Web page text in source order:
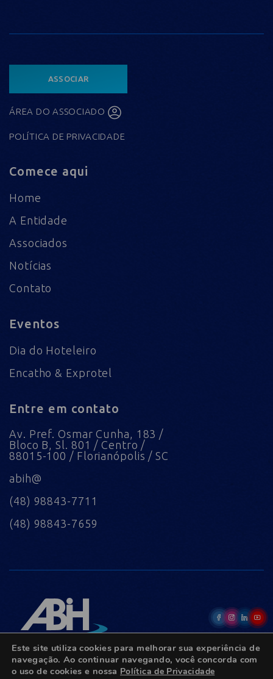
ASSOCIAR
ÁREA DO ASSOCIADO
POLÍTICA DE PRIVACIDADE
Comece aqui
Home
A Entidade
Associados
Notícias
Contato
Eventos
Dia do Hoteleiro
Encatho & Exprotel
Entre em contato
Av. Pref. Osmar Cunha, 183 /
Bloco B, Sl. 801 / Centro /
88015-100 / Florianópolis / SC
abih@
(48) 98843-7711
(48) 98843-7659
Este site utiliza cookies para melhorar sua experiência de
navegação. Ao continuar navegando, você concorda com
o uso de cookies e nossa Política de Privacidade